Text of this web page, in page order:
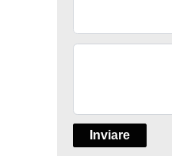
Inviare